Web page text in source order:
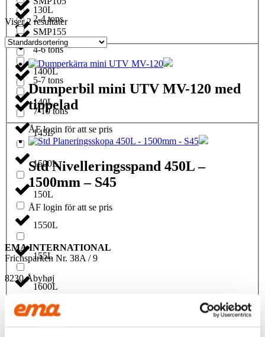
SMP155
130L
1350L
1400L
140L
145L
1500L
150L
1550L
155L
1600L
160L
2-4 tons
4-6 tons
5-7 tons
7-10 tons
Viser 2 resultater
Dumperbil mini UTV MV-120 med
tippelad
ÅF login för att se pris
Std Nivelleringsspand 450L –
1500mm – S45
ÅF login för att se pris
EMA INTERNATIONAL
Frichsparken Nr. 38A / 9
8230 Åbyhøj
OM OS
EMA er tilbehør til gravemaskiner, der emmer af kvalitet. Vi
overlader intet til tilfældighederne og drives af vores kunders